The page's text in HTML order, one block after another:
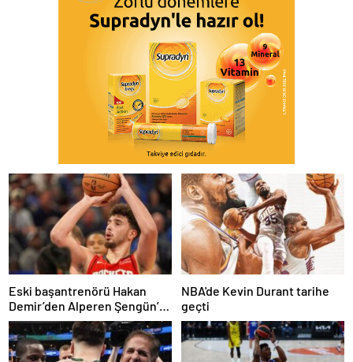
Eski başantrenörü Hakan
Demir’den Alperen Şengün’e
övgü
NBA'de Kevin Durant tarihe
geçti